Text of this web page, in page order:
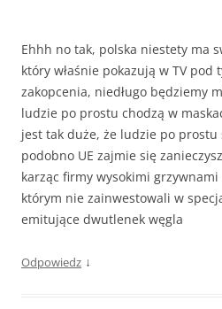
Ehhh no tak, polska niestety ma
który właśnie pokazują w TV pod
zakopcenia, niedługo będziemy
ludzie po prostu chodzą w
jest tak duże, że ludzie po prostu
podobno UE zajmie się
karząc firmy wysokimi grzywnami
którym nie zainwestowali w
emitujące dwutlenek węgla
Odpowiedz ↓